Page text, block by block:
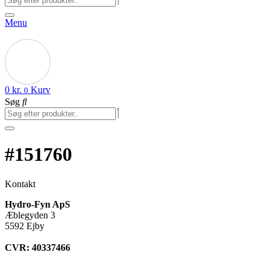
Menu
0 kr. 0 Kurv
Søg
#151760
Kontakt
Hydro-Fyn ApS
Æblegyden 3
5592 Ejby
CVR: 40337466